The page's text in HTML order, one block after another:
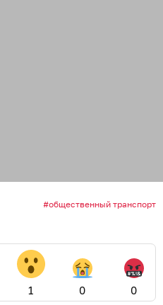
общественный транспорт
1 0 0